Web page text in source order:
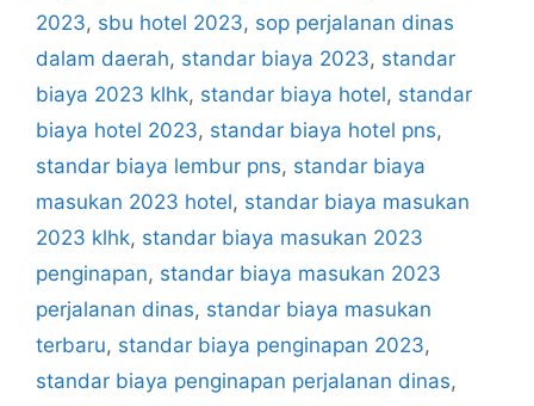
2023, sbu hotel 2023, sop perjalanan dinas
dalam daerah, standar biaya 2023, standar
biaya 2023 klhk, standar biaya hotel, standar
biaya hotel 2023, standar biaya hotel pns,
standar biaya lembur pns, standar biaya
masukan 2023 hotel, standar biaya masukan
2023 klhk, standar biaya masukan 2023
penginapan, standar biaya masukan 2023
perjalanan dinas, standar biaya masukan
terbaru, standar biaya penginapan 2023,
standar biaya penginapan perjalanan dinas,